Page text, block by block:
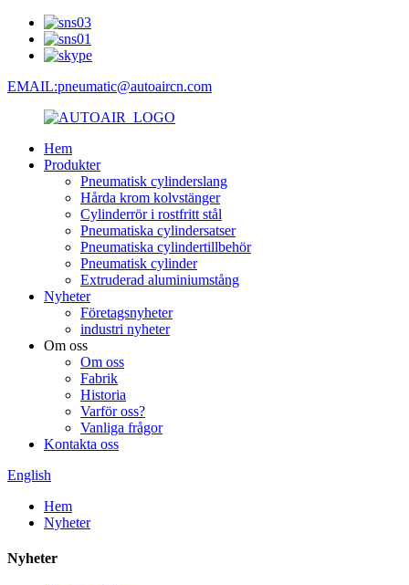
EMAIL:pneumatic@autoaircn.com
Hem
Produkter
Pneumatisk cylinderslang
Hårda krom kolvstänger
Cylinderrör i rostfritt stål
Pneumatiska cylindersatser
Pneumatiska cylindertillbehör
Pneumatisk cylinder
Extruderad aluminiumstång
Nyheter
Företagsnyheter
industri nyheter
Om oss
Om oss
Fabrik
Historia
Varför oss?
Vanliga frågor
Kontakta oss
English
Hem
Nyheter
Nyheter